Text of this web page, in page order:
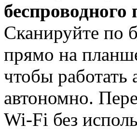
Сканируйте по
прямо на
чтобы работать
автономно.
Wi-Fi без